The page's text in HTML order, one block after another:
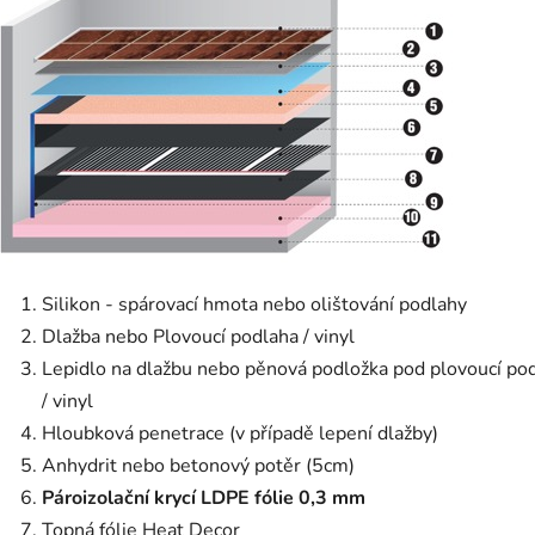
Silikon - spárovací hmota nebo olištování podlahy
Dlažba nebo Plovoucí podlaha / vinyl
Lepidlo na dlažbu nebo pěnová podložka pod plovoucí
/ vinyl
Hloubková penetrace (v případě lepení dlažby)
Anhydrit nebo betonový potěr (5cm)
Pároizolační krycí LDPE fólie 0,3 mm